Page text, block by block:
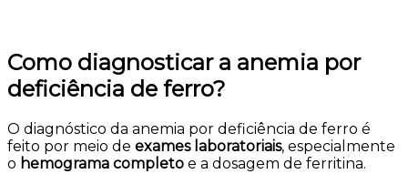
Como diagnosticar a anemia por
deficiência de ferro?
O diagnóstico da anemia por deficiência de ferro é
feito por meio de exames laboratoriais, especialmente
o hemograma completo e a dosagem de ferritina.